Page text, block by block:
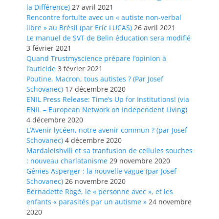
la Différence) 27 avril 2021
Rencontre fortuite avec un « autiste non-verbal
libre » au Brésil (par Eric LUCAS) 26 avril 2021
Le manuel de SVT de Belin éducation sera modifié
3 février 2021
Quand Trustmyscience prépare l’opinion à
l’auticide 3 février 2021
Poutine, Macron, tous autistes ? (Par Josef
Schovanec) 17 décembre 2020
ENIL Press Release: Time’s Up for Institutions! (via
ENIL – European Network on Independent Living)
4 décembre 2020
L’Avenir lycéen, notre avenir commun ? (par Josef
Schovanec) 4 décembre 2020
Mardaleishvili et sa tranfusion de cellules souches
: nouveau charlatanisme 29 novembre 2020
Génies Asperger : la nouvelle vague (par Josef
Schovanec) 26 novembre 2020
Bernadette Rogé, le « personne avec », et les
enfants « parasités par un autisme » 24 novembre
2020